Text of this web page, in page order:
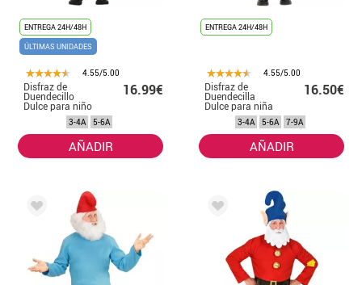
ENTREGA 24H/48H
ÚLTIMAS UNIDADES
4.55/5.00
Disfraz de
Duendecillo
Dulce para niño
16.99€
3-4A 5-6A
AÑADIR
ENTREGA 24H/48H
4.55/5.00
Disfraz de
Duendecilla
Dulce para niña
16.50€
3-4A 5-6A 7-9A
AÑADIR